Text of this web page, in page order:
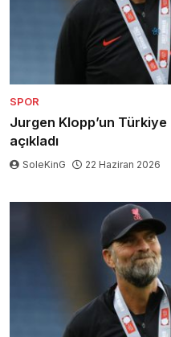
SPOR
Jurgen Klopp’un
açıkladı
SoleKinG 22 Haziran 2026